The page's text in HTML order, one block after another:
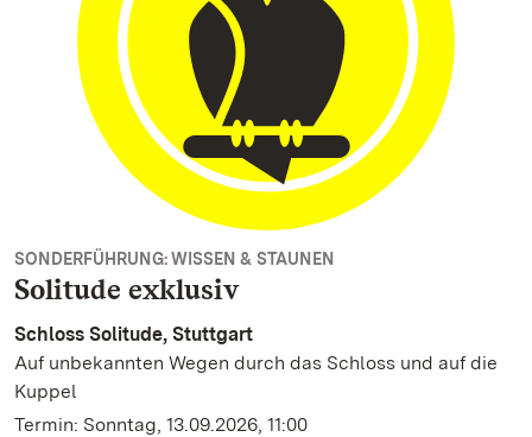
SONDERFÜHRUNG: WISSEN & STAUNEN
Solitude exklusiv
Schloss Solitude, Stuttgart
Auf unbekannten Wegen durch das Schloss und auf die
Kuppel
Termin: Sonntag, 13.09.2026, 11:00